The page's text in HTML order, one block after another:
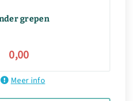
grepen
0,00
Meer info